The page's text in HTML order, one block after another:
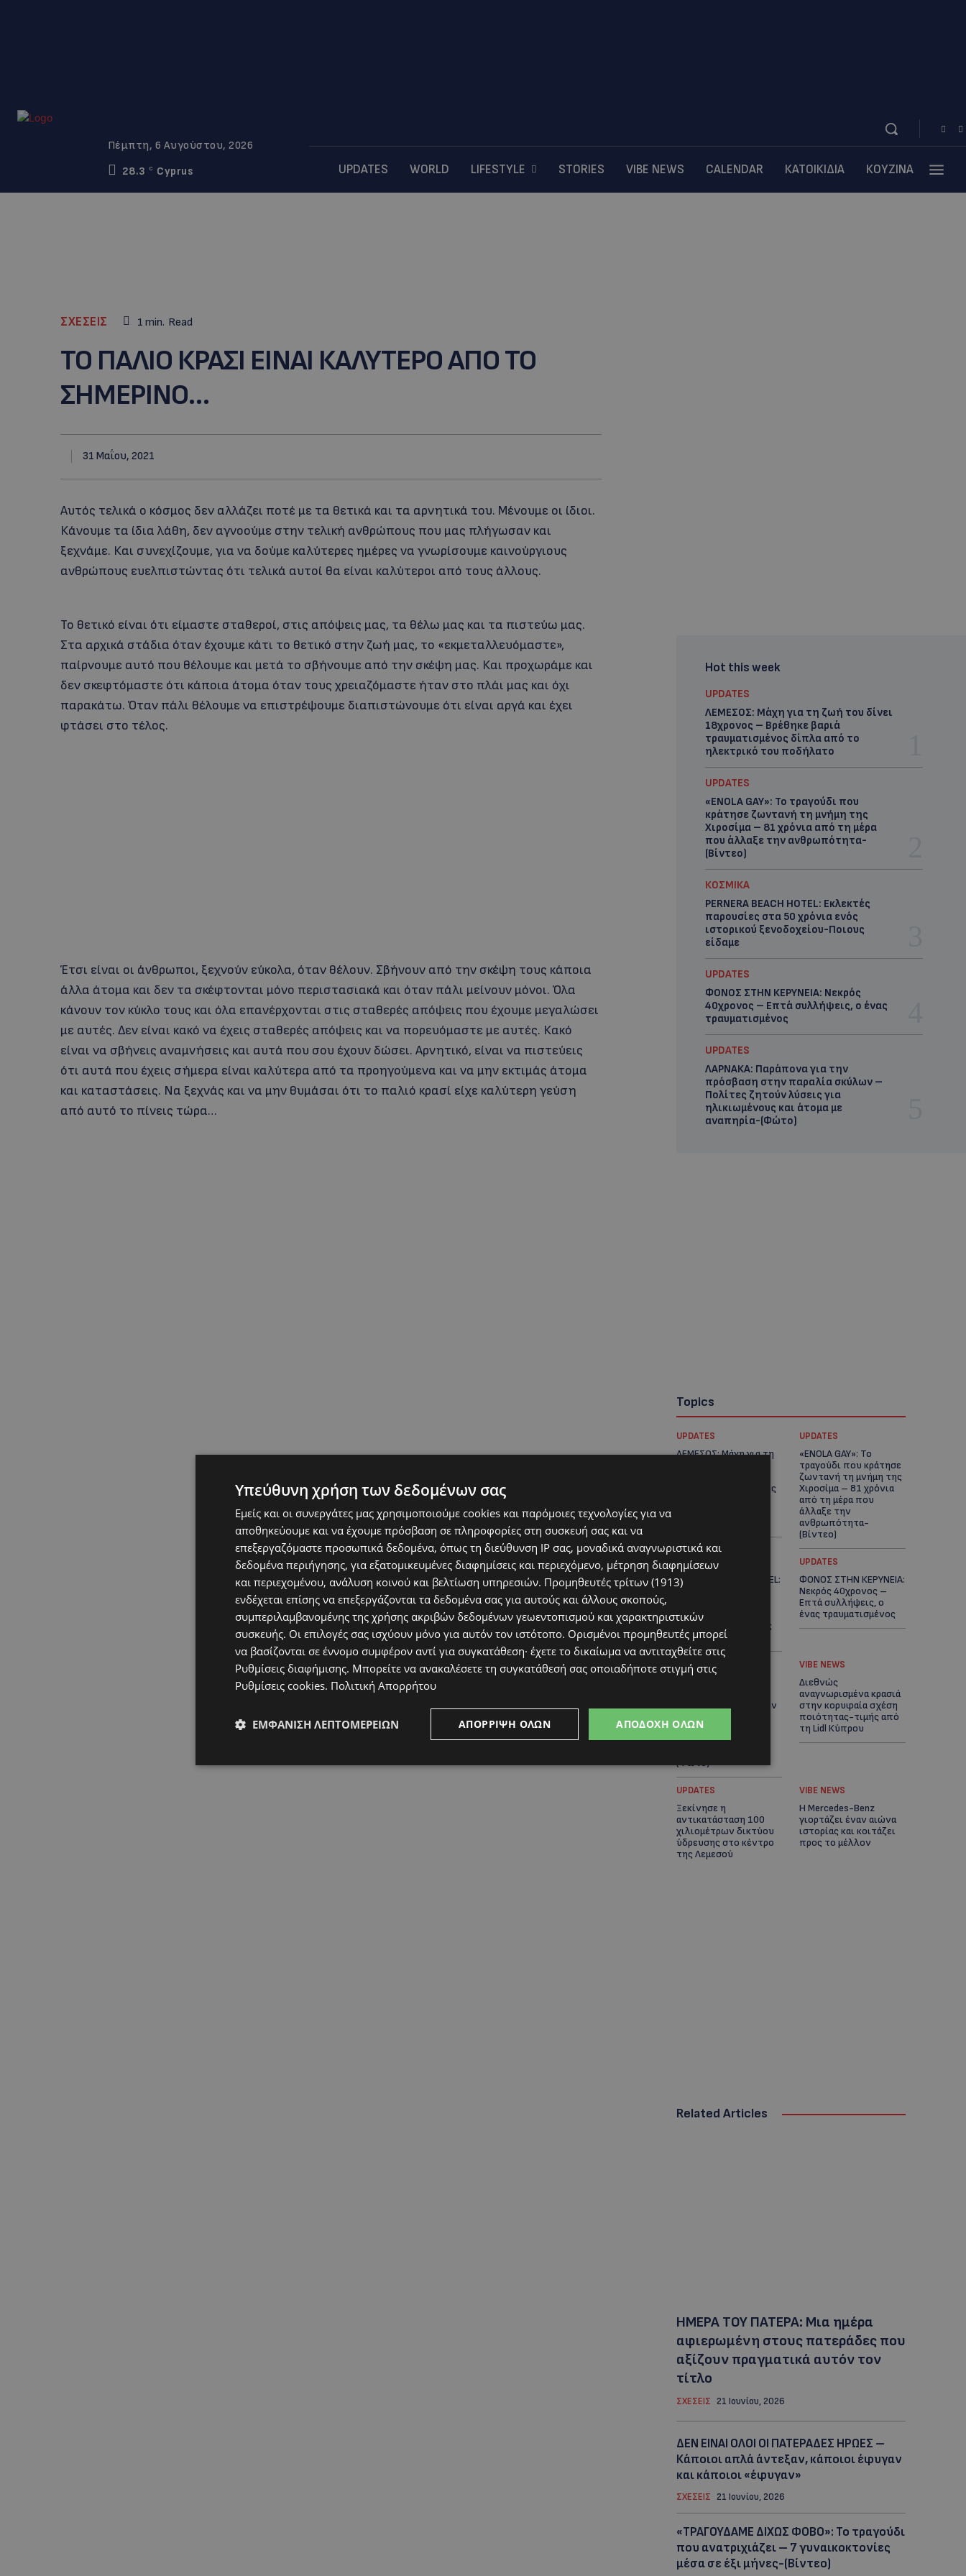
Πέμπτη, 6 Αυγούστου, 2026
28.3
C Cyprus UPDATES WORLD LIFESTYLE STORIES VIBE NEWS CALENDAR ΚΑΤΟΙΚΙΔΙΑ ΚΟΥΖΙΝΑ
ΣΧΕΣΕΙΣ 1 min. Read
ΤΟ ΠΑΛΙΟ ΚΡΑΣΙ ΕΙΝΑΙ ΚΑΛΥΤΕΡΟ ΑΠΟ ΤΟ
ΣΗΜΕΡΙΝΟ…
31 Μαΐου, 2021
Αυτός τελικά ο κόσμος δεν αλλάζει ποτέ με τα θετικά και τα αρνητικά του. Μένουμε οι ίδιοι.
Κάνουμε τα ίδια λάθη, δεν αγνοούμε στην τελική ανθρώπους που μας πλήγωσαν και
ξεχνάμε. Και συνεχίζουμε, για να δούμε καλύτερες ημέρες να γνωρίσουμε καινούργιους
ανθρώπους ευελπιστώντας ότι τελικά αυτοί θα είναι καλύτεροι από τους άλλους.
Το θετικό είναι ότι είμαστε σταθεροί, στις απόψεις μας, τα θέλω μας και τα πιστεύω μας.
Στα αρχικά στάδια όταν έχουμε κάτι το θετικό στην ζωή μας, το «εκμεταλλευόμαστε»,
παίρνουμε αυτό που θέλουμε και μετά το σβήνουμε από την σκέψη μας. Και προχωράμε και
δεν σκεφτόμαστε ότι κάποια άτομα όταν τους χρειαζόμαστε ήταν στο πλάι μας και όχι
παρακάτω. Όταν πάλι θέλουμε να επιστρέψουμε διαπιστώνουμε ότι είναι αργά και έχει
φτάσει στο τέλος.
Έτσι είναι οι άνθρωποι, ξεχνούν εύκολα, όταν θέλουν. Σβήνουν από την σκέψη τους κάποια
άλλα άτομα και δεν τα σκέφτονται μόνο περιστασιακά και όταν πάλι μείνουν μόνοι. Όλα
κάνουν τον κύκλο τους και όλα επανέρχονται στις σταθερές απόψεις που έχουμε μεγαλώσει
με αυτές. Δεν είναι κακό να έχεις σταθερές απόψεις και να πορευόμαστε με αυτές. Κακό
είναι να σβήνεις αναμνήσεις και αυτά που σου έχουν δώσει. Αρνητικό, είναι να πιστεύεις
ότι αυτά που έχεις σήμερα είναι καλύτερα από τα προηγούμενα και να μην εκτιμάς άτομα
και καταστάσεις. Να ξεχνάς και να μην θυμάσαι ότι το παλιό κρασί είχε καλύτερη γεύση
από αυτό το πίνεις τώρα…
Hot this week
UPDATES
ΛΕΜΕΣΟΣ: Μάχη για τη ζωή του δίνει
18χρονος – Βρέθηκε βαριά
τραυματισμένος δίπλα από το
ηλεκτρικό του ποδήλατο
UPDATES
«ENOLA GAY»: Το τραγούδι που
κράτησε ζωντανή τη μνήμη της
Χιροσίμα – 81 χρόνια από τη μέρα
που άλλαξε την ανθρωπότητα-
(Bίντεο)
ΚΟΣΜΙΚΑ
PERNERA BEACH HOTEL: Εκλεκτές
παρουσίες στα 50 χρόνια ενός
ιστορικού ξενοδοχείου-Ποιους
είδαμε
UPDATES
ΦΟΝΟΣ ΣΤΗΝ ΚΕΡΥΝΕΙΑ: Νεκρός
40χρονος – Επτά συλλήψεις, ο ένας
τραυματισμένος
UPDATES
ΛΑΡΝΑΚΑ: Παράπονα για την
πρόσβαση στην παραλία σκύλων –
Πολίτες ζητούν λύσεις για
ηλικιωμένους και άτομα με
αναπηρία-(Φώτο)
Topics
UPDATES
ΛΕΜΕΣΟΣ: Μάχη για τη
βαριά τραυματισμένος
UPDATES
«ENOLA GAY»: Το
τραγούδι που κράτησε
ζωντανή τη μνήμη της
Χιροσίμα – 81 χρόνια
από τη μέρα που
άλλαξε την
ανθρωπότητα-
(Bίντεο)
ΚΟΣΜΙΚΑ
PERNERA BEACH HOTEL:
Εκλεκτές παρουσίες
ιστορικού
ξενοδοχείου-Ποιους
είδαμε
UPDATES
ΦΟΝΟΣ ΣΤΗΝ ΚΕΡΥΝΕΙΑ:
Νεκρός 40χρονος –
Επτά συλλήψεις, ο
ένας τραυματισμένος
UPDATES
στην παραλία σκύλων
λύσεις για
ηλικιωμένους και
(Φώτο)
VIBE NEWS
Διεθνώς
αναγνωρισμένα κρασιά
στην κορυφαία σχέση
ποιότητας-τιμής από
τη Lidl Κύπρου
UPDATES
Ξεκίνησε η
αντικατάσταση 100
χιλιομέτρων δικτύου
ύδρευσης στο κέντρο
της Λεμεσού
VIBE NEWS
Η Mercedes-Benz
γιορτάζει έναν αιώνα
ιστορίας και κοιτάζει
προς το μέλλον
Related Articles
ΗΜΕΡΑ ΤΟΥ ΠΑΤΕΡΑ: Μια ημέρα
αφιερωμένη στους πατεράδες που
αξίζουν πραγματικά αυτόν τον
τίτλο
ΣΧΕΣΕΙΣ 21 Ιουνίου, 2026
ΔΕΝ ΕΙΝΑΙ ΟΛΟΙ ΟΙ ΠΑΤΕΡΑΔΕΣ ΗΡΩΕΣ –
Κάποιοι απλά άντεξαν, κάποιοι έφυγαν
και κάποιοι «έφυγαν»
ΣΧΕΣΕΙΣ 21 Ιουνίου, 2026
«ΤΡΑΓΟΥΔΑΜΕ ΔΙΧΩΣ ΦΟΒΟ»: Το τραγούδι
που ανατριχιάζει – 7 γυναικοκτονίες
μέσα σε έξι μήνες-(Βίντεο)
Υπεύθυνη χρήση των δεδομένων σας
Εμείς και οι συνεργάτες μας χρησιμοποιούμε cookies και παρόμοιες τεχνολογίες για να
αποθηκεύουμε και να έχουμε πρόσβαση σε πληροφορίες στη συσκευή σας και να
επεξεργαζόμαστε προσωπικά δεδομένα, όπως τη διεύθυνση IP σας, μοναδικά αναγνωριστικά και
δεδομένα περιήγησης, για εξατομικευμένες διαφημίσεις και περιεχόμενο, μέτρηση διαφημίσεων
και περιεχομένου, ανάλυση κοινού και βελτίωση υπηρεσιών. Προμηθευτές τρίτων (1913)
ενδέχεται επίσης να επεξεργάζονται τα δεδομένα σας για αυτούς και άλλους σκοπούς,
συμπεριλαμβανομένης της χρήσης ακριβών δεδομένων γεωεντοπισμού και χαρακτηριστικών
συσκευής. Οι επιλογές σας ισχύουν μόνο για αυτόν τον ιστότοπο. Ορισμένοι προμηθευτές μπορεί
να βασίζονται σε έννομο συμφέρον αντί για συγκατάθεση· έχετε το δικαίωμα να αντιταχθείτε στις
Ρυθμίσεις διαφήμισης. Μπορείτε να ανακαλέσετε τη συγκατάθεσή σας οποιαδήποτε στιγμή στις
Ρυθμίσεις cookies. Πολιτική Απορρήτου
ΑΠΟΔΟΧΉ ΌΛΩΝ
ΑΠΌΡΡΙΨΗ ΌΛΩΝ
ΕΜΦΆΝΙΣΗ ΛΕΠΤΟΜΕΡΕΙΏΝ